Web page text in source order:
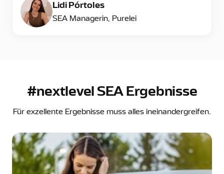
Lidi Pórtoles
SEA Managerin, Purelei
#nextlevel SEA Ergebnisse
Für exzellente Ergebnisse muss alles ineinandergreifen.